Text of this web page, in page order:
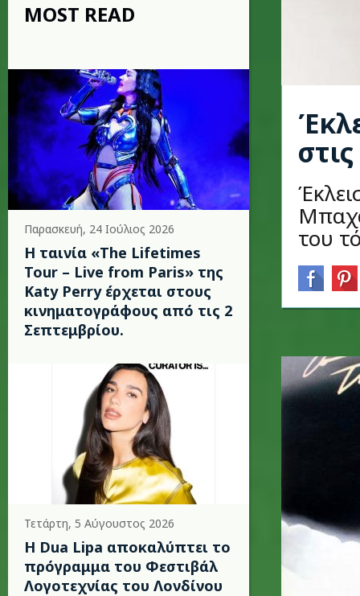
MOST READ
Παρασκευή, 24 Ιούλιος 2026
Η ταινία «The Lifetimes
Tour – Live from Paris» της
Katy Perry έρχεται στους
κινηματογράφους από τις 2
Σεπτεμβρίου.
Τετάρτη, 5 Αύγουστος 2026
Η Dua Lipa αποκαλύπτει το
πρόγραμμα του Φεστιβάλ
Λογοτεχνίας του Λονδίνου
του